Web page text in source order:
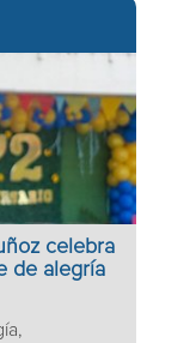
celebra
de alegría